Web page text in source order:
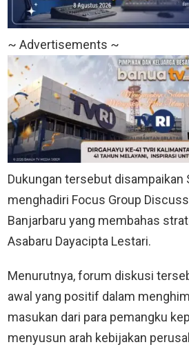
~ Advertisements ~
Dukungan tersebut disampaikan
menghadiri Focus Group
Banjarbaru yang membahas
Asabaru Dayacipta Lestari.
Menurutnya, forum diskusi
awal yang positif dalam
masukan dari para pemangku
menyusun arah kebijakan